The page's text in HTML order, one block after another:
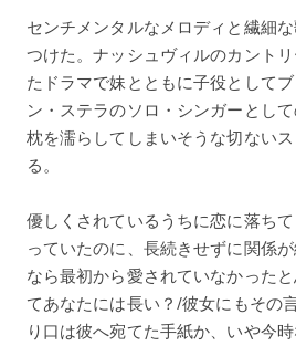
センチメンタルなメロディと繊細
つけた。ナッシュヴィルのカント
たドラマで妹とともに子役として
ン・ステラのソロ・シンガーとし
枕を濡らしてしまいそうな切ない
る。
優しくされているうちに恋に落ち
っていたのに、長続きせずに関係
なら最初から愛されていなかった
てあなたには長い？/彼女にもその
り口は彼へ宛てた手紙か、いや今